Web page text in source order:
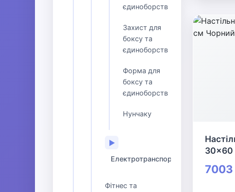
єдиноборств
Захист для
боксу та
єдиноборств
Форма для
боксу та
єдиноборств
Нунчаку
▶
Електротранспорт
Фітнес та
30x60
7003